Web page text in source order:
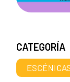
CATEGORÍA